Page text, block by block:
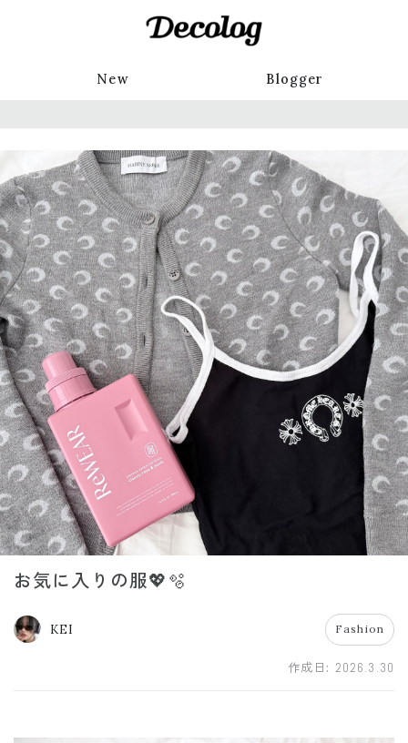
New Blogger
お気に入りの服💖🫧
KEI Fashion
作成日: 2026.3.30